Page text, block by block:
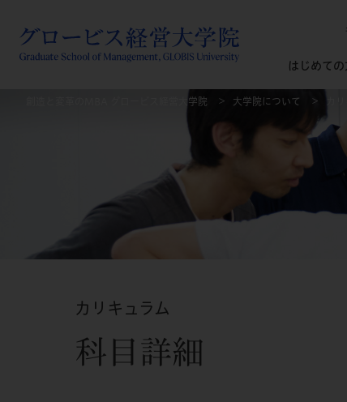
はじめて
創造と変革のMBA グロービス経営大学院 大学院について カ
カリキュラム
科目詳細